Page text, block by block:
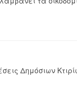
Δημόσιων